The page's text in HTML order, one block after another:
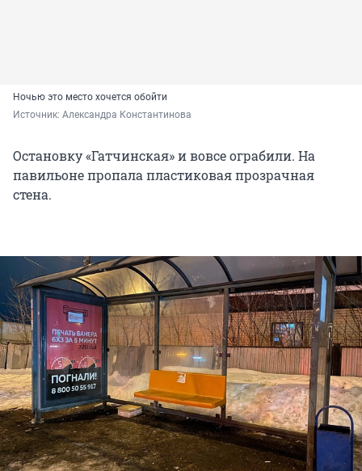
Ночью это место хочется обойти
Источник: Александра Константинова
Остановку «Гатчинская» и вовсе ограбили. На
павильоне пропала пластиковая прозрачная
стена.